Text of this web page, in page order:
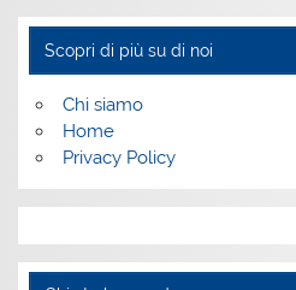
Scopri di più su di noi
Chi siamo
Home
Privacy Policy